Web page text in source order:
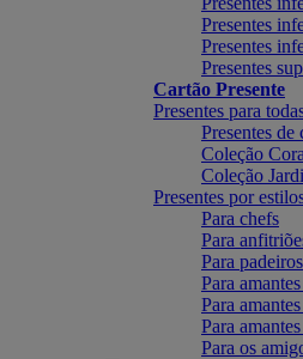
Presentes
Presentes
Presentes
Cartão Presente
Presentes para
Presentes de
Coleção
Coleção
Presentes por
Para chefs
Para
Para padeiros
Para
Para
Para
Para os